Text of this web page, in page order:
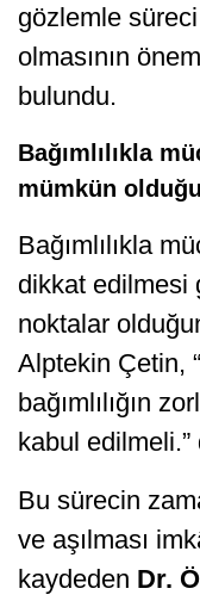
gözlemle
olmasının
bulundu.
Bağımlılıkla
mümkün
Bağımlılıkla
dikkat edilmesi
noktalar
Alptekin Çetin,
bağımlılığın
kabul edilmeli.”
Bu sürecin
ve aşılması
kaydeden Dr.